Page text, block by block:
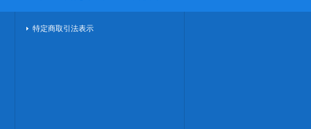
特定商取引法表示